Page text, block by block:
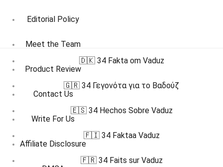
Editorial Policy
Meet the Team
Product Review
Contact Us
Write For Us
Affiliate Disclosure
🇩🇰 34 Fakta om Vaduz
🇬🇷 34 Γεγονότα για το Βαδούζ
🇪🇸 34 Hechos Sobre Vaduz
🇫🇮 34 Faktaa Vaduz
🇫🇷 34 Faits sur Vaduz